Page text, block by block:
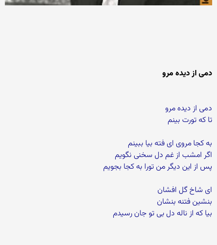
دمی از دیده مرو
دمی از دیده مرو
تا که تورت بینم
به کجا مروی ای فته بیا ببینم
اگر امشب از غم دل سخنی نگویم
پس از این دیگر من تورا به کجا بجویم
ای شاخ گل افشان
بنشین فتنه بنشان
بیا که از ناله دل بی تو جان رسیدم